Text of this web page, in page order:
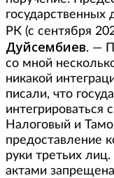
государственных
РК (с сентября
Дуйсембиев. —
со мной
никакой
писали, что
интегрироваться
Налоговый и
предоставление
руки третьих
актами